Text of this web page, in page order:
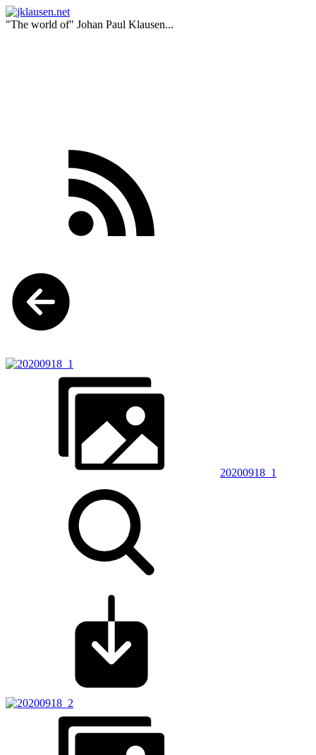
"The world of" Johan Paul Klausen...
20200918_1